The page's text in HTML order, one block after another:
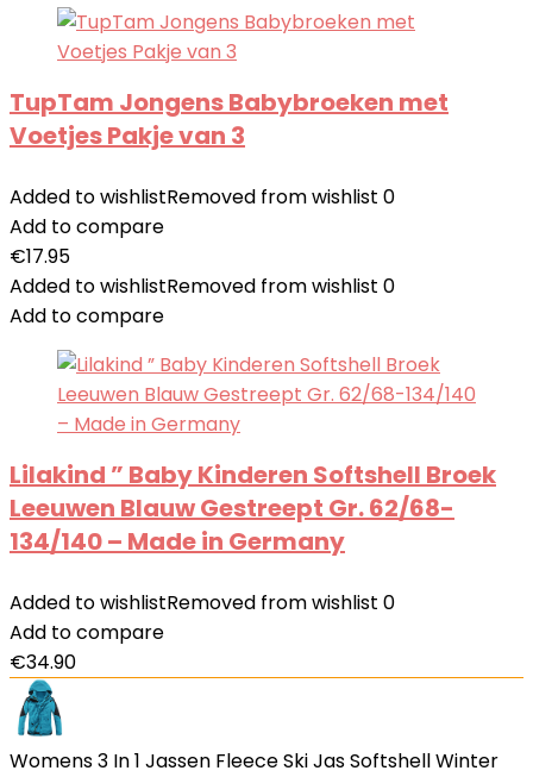
TupTam Jongens Babybroeken met
Voetjes Pakje van 3
Added to wishlistRemoved from wishlist 0
Add to compare
€17.95
Added to wishlistRemoved from wishlist 0
Add to compare
Lilakind ” Baby Kinderen Softshell Broek
Leeuwen Blauw Gestreept Gr. 62/68-
134/140 – Made in Germany
Added to wishlistRemoved from wishlist 0
Add to compare
€34.90
Womens 3 In 1 Jassen Fleece Ski Jas Softshell Winter